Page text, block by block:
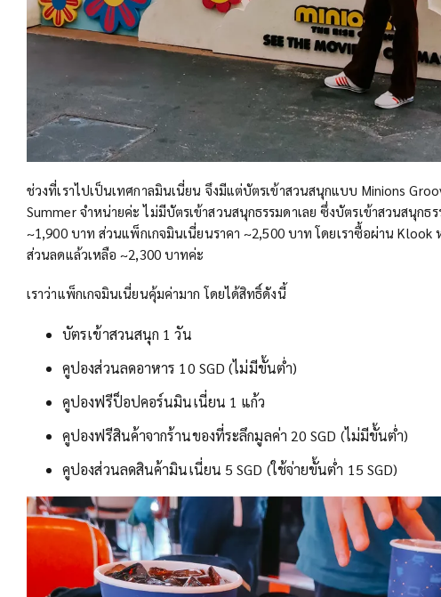
ช่วงที่เราไปเป็นเทศกาลมินเนี่ยน จึงมีแต่บัตรเข้าสวนสนุกแบบ Minions
Summer จำหน่ายค่ะ ไม่มีบัตรเข้าสวนสนุกธรรมดาเลย ซึ่งบัตรเข้าสวนสนุกธร
~1,900 บาท ส่วนแพ็กเกจมินเนี่ยนราคา ~2,500 บาท โดยเราซื้อผ่าน Klook
ส่วนลดแล้วเหลือ ~2,300 บาทค่ะ
เราว่าแพ็กเกจมินเนี่ยนคุ้มค่ามาก โดยได้สิทธิ์ดังนี้
บัตรเข้าสวนสนุก 1 วัน
คูปองส่วนลดอาหาร 10 SGD (ไม่มีขั้นต่ำ)
คูปองฟรีป็อปคอร์นมินเนี่ยน 1 แก้ว
คูปองฟรีสินค้าจากร้านของที่ระลึกมูลค่า 20 SGD (ไม่มีขั้นต่ำ)
คูปองส่วนลดสินค้ามินเนี่ยน 5 SGD (ใช้จ่ายขั้นต่ำ 15 SGD)